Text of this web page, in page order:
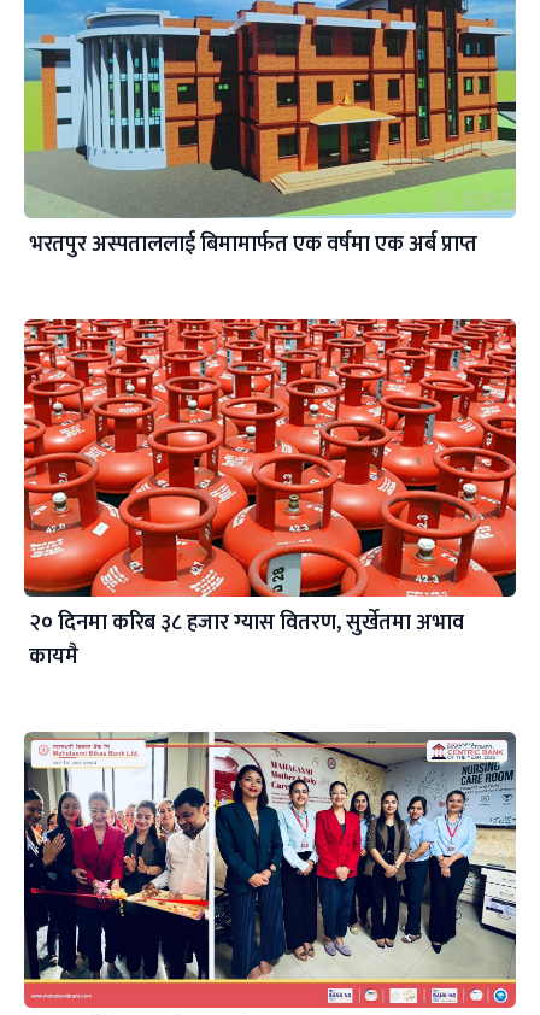
भरतपुर अस्पताललाई बिमामार्फत एक वर्षमा एक अर्ब प्राप्त
२० दिनमा करिब ३८ हजार ग्यास वितरण, सुर्खेतमा अभाव
कायमै